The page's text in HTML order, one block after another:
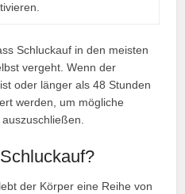
Schluckauf in den meisten
vergeht. Wenn der
oder länger als 48 Stunden
werden, um mögliche
der Körper eine Reihe von